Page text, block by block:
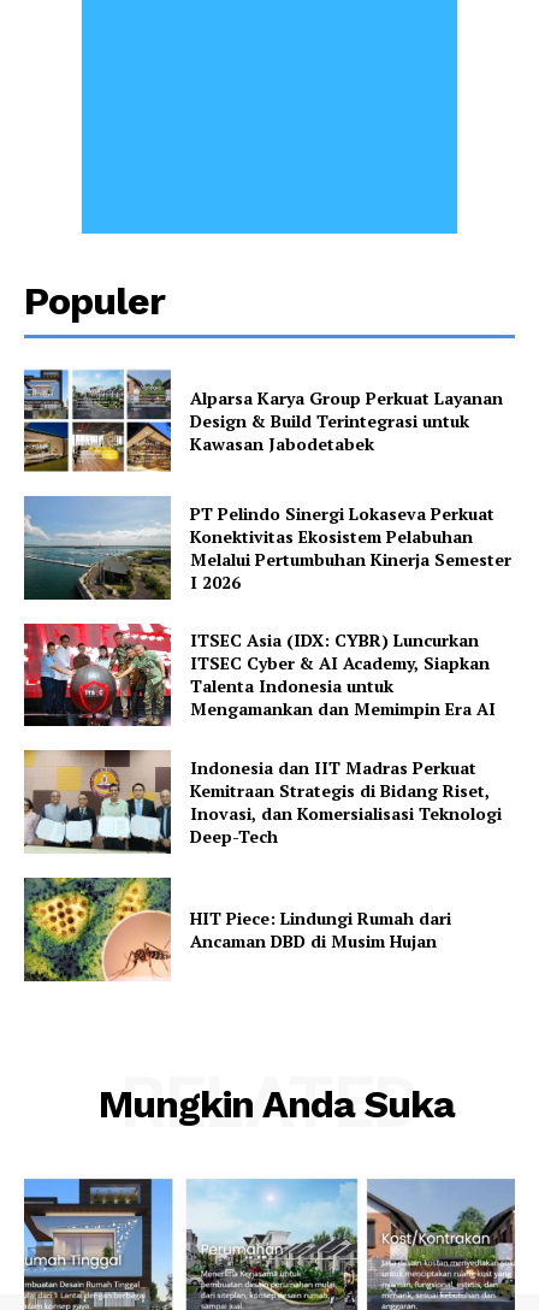
Populer
Alparsa Karya Group Perkuat Layanan
Design & Build Terintegrasi untuk
Kawasan Jabodetabek
PT Pelindo Sinergi Lokaseva Perkuat
Konektivitas Ekosistem Pelabuhan
Melalui Pertumbuhan Kinerja Semester
I 2026
ITSEC Asia (IDX: CYBR) Luncurkan
ITSEC Cyber & AI Academy, Siapkan
Talenta Indonesia untuk
Mengamankan dan Memimpin Era AI
Indonesia dan IIT Madras Perkuat
Kemitraan Strategis di Bidang Riset,
Inovasi, dan Komersialisasi Teknologi
Deep-Tech
HIT Piece: Lindungi Rumah dari
Ancaman DBD di Musim Hujan
Mungkin Anda Suka
RELATED